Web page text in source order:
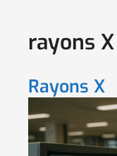
rayons X
Rayons X